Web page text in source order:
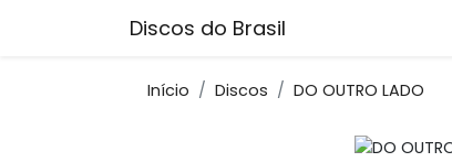
Discos do Brasil
Início Discos DO OUTRO LADO